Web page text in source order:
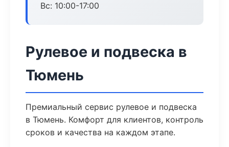
Вс: 10:00-17:00
Рулевое и подвеска в
Тюмень
Премиальный сервис рулевое и подвеска
в Тюмень. Комфорт для клиентов, контроль
сроков и качества на каждом этапе.